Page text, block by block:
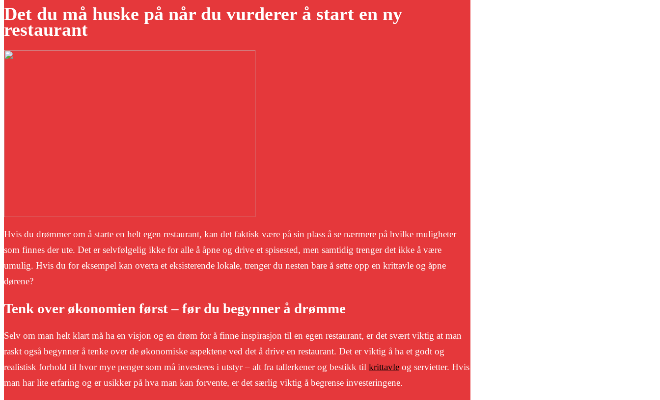
Det du må huske på når du vurderer å start en ny
restaurant
Hvis du drømmer om å starte en helt egen restaurant, kan det faktisk være på sin plass å se nærmere på hvilke muligheter
som finnes der ute. Det er selvfølgelig ikke for alle å åpne og drive et spisested, men samtidig trenger det ikke å være
umulig. Hvis du for eksempel kan overta et eksisterende lokale, trenger du nesten bare å sette opp en krittavle og åpne
dørene?
Tenk over økonomien først – før du begynner å drømme
Selv om man helt klart må ha en visjon og en drøm for å finne inspirasjon til en egen restaurant, er det svært viktig at man
raskt også begynner å tenke over de økonomiske aspektene ved det å drive en restaurant. Det er viktig å ha et godt og
realistisk forhold til hvor mye penger som må investeres i utstyr – alt fra tallerkener og bestikk til krittavle og servietter. Hvis
man har lite erfaring og er usikker på hva man kan forvente, er det særlig viktig å begrense investeringene.